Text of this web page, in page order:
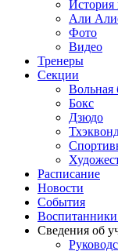
Али
Фото
Видео
Тренеры
Секции
Вольная
Бокс
Дзюдо
Расписание
Новости
События
Сведения об